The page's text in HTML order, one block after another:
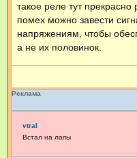
такое реле тут
помех можно завести
напряжениям, чтобы
а не их половинок.
Реклама
vtral
Встал на лапы